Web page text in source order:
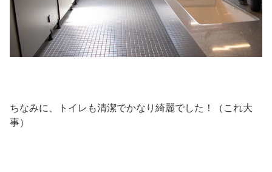
ちなみに、トイレも清潔でかなり綺麗でした！（これ大
事）